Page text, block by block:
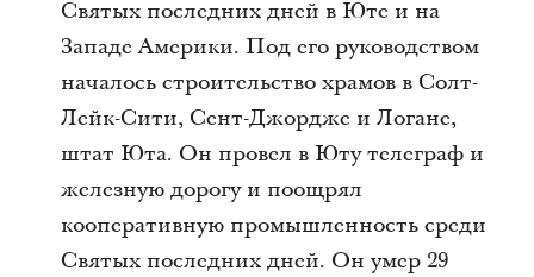
Святых последних дней в Юте и на
Западе Америки. Под его руководством
началось строительство храмов в Солт-
Лейк-Сити, Сент-Джордже и Логане,
штат Юта. Он провел в Юту телеграф и
железную дорогу и поощрял
кооперативную промышленность среди
Святых последних дней. Он умер 29